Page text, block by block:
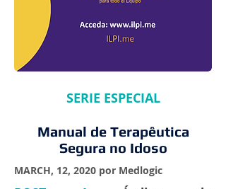
SERIE ESPECIAL
Manual de Terapêutica
Segura no Idoso
MARCH, 12, 2020 por Medlogic